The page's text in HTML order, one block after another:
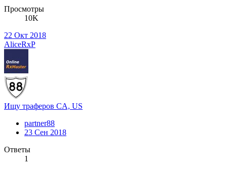
Просмотры
10K
22 Окт 2018
AliceRxP
Ищу траферов CA, US
partner88
23 Сен 2018
Ответы
1